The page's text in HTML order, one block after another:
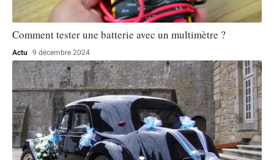
Comment tester une batterie avec un multimètre ?
Actu 9 décembre 2024